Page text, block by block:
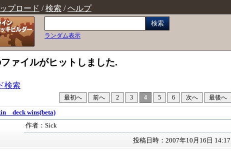
プロード /検索 /ヘルプ
検索
ランダム表示
ァイルがヒットしました.
検索
最初へ 前へ 2 3 4 5 6 次へ 最後へ
deck wins(beta)
作者：Sick
投稿日時：2007年10月16日 14:17